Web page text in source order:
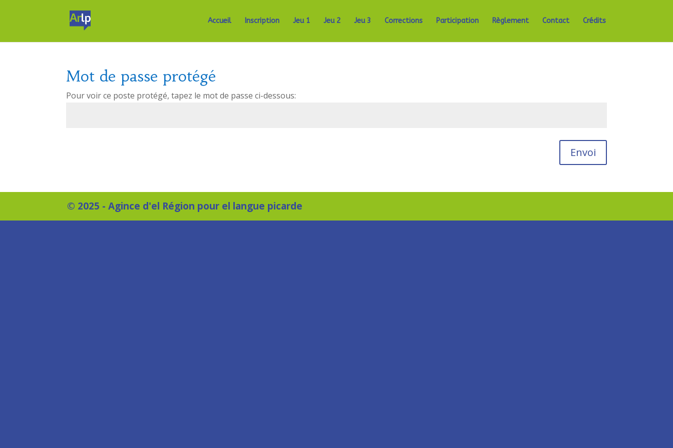
Accueil Inscription Jeu 1 Jeu 2 Jeu 3 Corrections Participation Règlement Contact Crédits
Mot de passe protégé
Pour voir ce poste protégé, tapez le mot de passe ci-dessous:
Envoi
© 2025 - Agince d'el Région pour el langue picarde